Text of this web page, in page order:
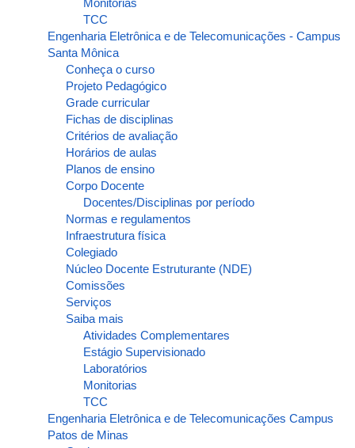
Monitorias
TCC
Engenharia Eletrônica e de Telecomunicações - Campus
Santa Mônica
Conheça o curso
Projeto Pedagógico
Grade curricular
Fichas de disciplinas
Critérios de avaliação
Horários de aulas
Planos de ensino
Corpo Docente
Docentes/Disciplinas por período
Normas e regulamentos
Infraestrutura física
Colegiado
Núcleo Docente Estruturante (NDE)
Comissões
Serviços
Saiba mais
Atividades Complementares
Estágio Supervisionado
Laboratórios
Monitorias
TCC
Engenharia Eletrônica e de Telecomunicações Campus
Patos de Minas